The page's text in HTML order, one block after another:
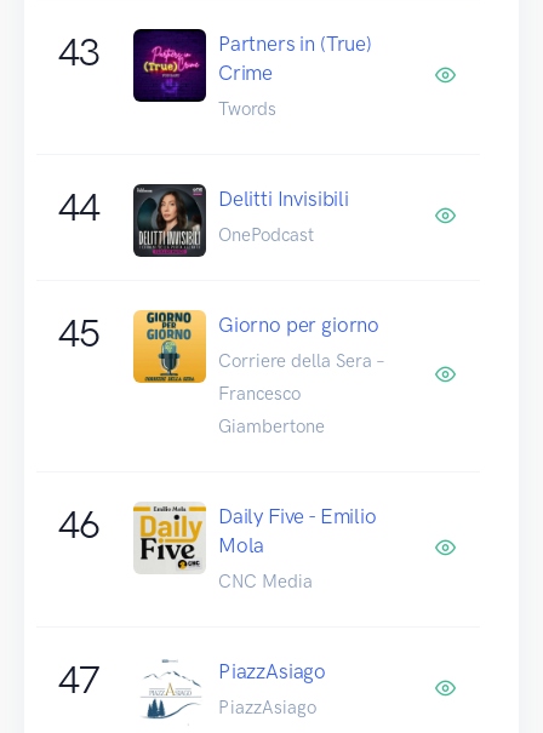
43
Partners in (True)
Crime
Twords
44 Delitti Invisibili
OnePodcast
45 Giorno per giorno
Corriere della Sera –
Francesco
Giambertone
46
Daily Five - Emilio
Mola
CNC Media
47 PiazzAsiago
PiazzAsiago